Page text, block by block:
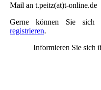
Mail an t.peitz(at)t-online.de
Gerne können Sie
registrieren.
Informieren Sie sich